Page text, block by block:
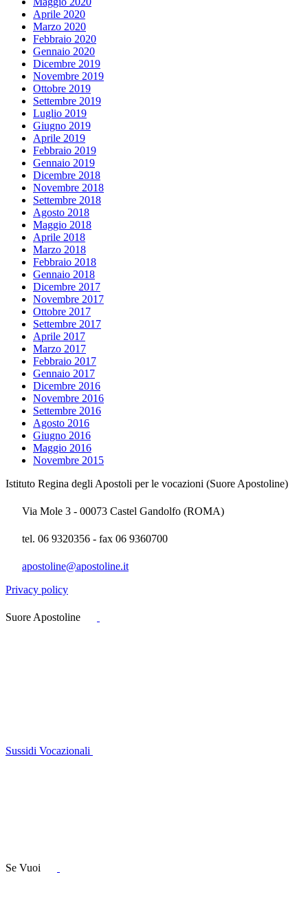
Aprile 2020
Marzo 2020
Febbraio 2020
Gennaio 2020
Dicembre 2019
Novembre 2019
Ottobre 2019
Settembre 2019
Luglio 2019
Giugno 2019
Aprile 2019
Febbraio 2019
Gennaio 2019
Dicembre 2018
Novembre 2018
Settembre 2018
Agosto 2018
Maggio 2018
Aprile 2018
Marzo 2018
Febbraio 2018
Gennaio 2018
Dicembre 2017
Novembre 2017
Ottobre 2017
Settembre 2017
Aprile 2017
Marzo 2017
Febbraio 2017
Gennaio 2017
Dicembre 2016
Novembre 2016
Settembre 2016
Agosto 2016
Giugno 2016
Maggio 2016
Novembre 2015
Istituto Regina degli Apostoli per le vocazioni (Suore Apostoline)
Via Mole 3 - 00073 Castel Gandolfo (ROMA)
tel. 06 9320356 - fax 06 9360700
apostoline@apostoline.it
Privacy policy
Suore Apostoline
Sussidi Vocazionali
Se Vuoi